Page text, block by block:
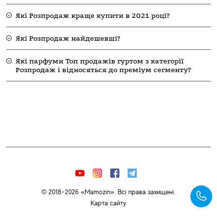
Які Розпродаж краще купити в 2021 році?
Які Розпродаж найдешевші?
Які парфуми Топ продажів гуртом з категорії
Розпродаж і відносяться до преміум сегменту?
© 2018-2026 «Mamozin». Всі права захищені.
Карта сайту